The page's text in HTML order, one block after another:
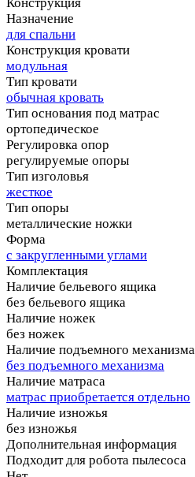
Назначение
для спальни
Конструкция кровати
модульная
Тип кровати
обычная кровать
Тип основания под матрас
ортопедическое
Регулировка опор
регулируемые опоры
Тип изголовья
жесткое
Тип опоры
металлические ножки
Форма
с закругленными углами
Комплектация
Наличие бельевого ящика
без бельевого ящика
Наличие ножек
без ножек
Наличие подъемного механизма
без подъемного механизма
Наличие матраса
матрас приобретается отдельно
Наличие изножья
без изножья
Дополнительная информация
Подходит для робота пылесоса